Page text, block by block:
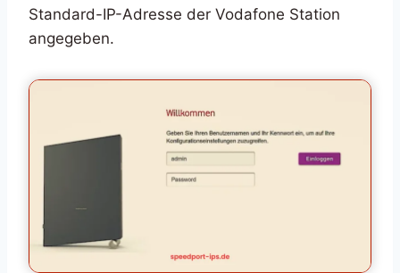
Standard-IP-Adresse der Vodafone Station
angegeben.